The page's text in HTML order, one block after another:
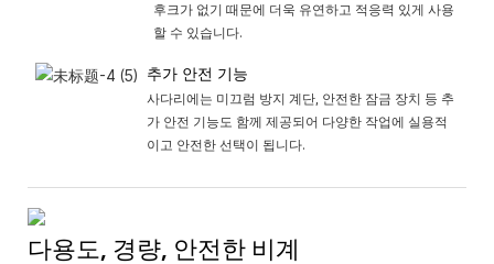
후크가 없기 때문에 더욱 유연하고 적응력 있게 사용
할 수 있습니다.
추가 안전 기능
사다리에는 미끄럼 방지 계단, 안전한 잠금 장치 등 추
가 안전 기능도 함께 제공되어 다양한 작업에 실용적
이고 안전한 선택이 됩니다.
다용도, 경량, 안전한 비계